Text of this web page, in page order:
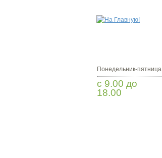
Понедельник-пятница
с 9.00 до
18.00